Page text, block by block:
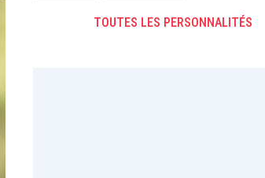
TOUTES LES PERSONNALITÉS